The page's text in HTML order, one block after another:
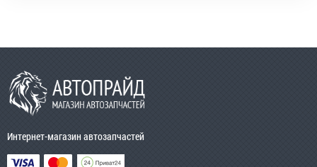
Интернет-магазин автозапчастей